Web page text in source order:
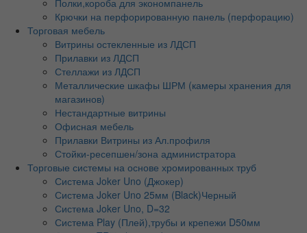
Крючки на перфорированную панель (перфорацию)
Торговая мебель
Витрины остекленные из ЛДСП
Прилавки из ЛДСП
Стеллажи из ЛДСП
Металлические шкафы ШРМ (камеры хранения для
магазинов)
Нестандартные витрины
Офисная мебель
Прилавки Витрины из Ал.профиля
Стойки-ресепшен/зона администратора
Торговые системы на основе хромированных труб
Система Joker Uno (Джокер)
Система Joker Uno 25мм (Black)Черный
Система Joker Uno, D=32
Система Play (Плей),трубы и крепежи D50мм